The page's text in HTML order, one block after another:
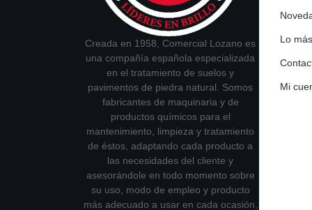
Creada en 1958, Comercial Lozano es
una compañía española especializada
en el tratamiento de suelos y
pavimentos de piedra natural. Somos
fabricantes de maquinaria y de
productos químicos para el
mantenimiento, limpieza y tratamiento
de éstos, adaptando cada producto a
las necesidades del cliente y
asesorándole en todo momento sobre
su uso, modo de empleo y producto
más adecuado a usar en cada ocasión,
Lo
Mi